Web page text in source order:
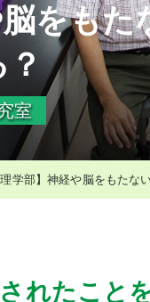
をも
？
室
理学部】神経や脳をもたな
れたこと